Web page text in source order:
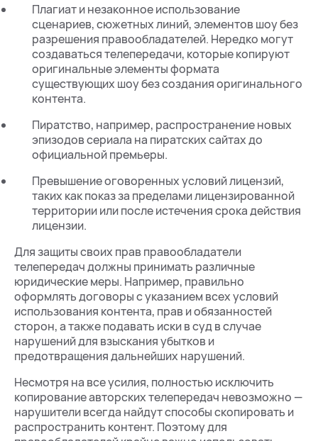
Плагиат и незаконное использование
сценариев, сюжетных линий, элементов шоу без
разрешения правообладателей. Нередко могут
создаваться телепередачи, которые копируют
оригинальные элементы формата
существующих шоу без создания оригинального
контента.
Пиратство, например, распространение новых
эпизодов сериала на пиратских сайтах до
официальной премьеры.
Превышение оговоренных условий лицензий,
таких как показ за пределами лицензированной
территории или после истечения срока действия
лицензии.
Для защиты своих прав правообладатели
телепередач должны принимать различные
юридические меры. Например, правильно
оформлять договоры с указанием всех условий
использования контента, прав и обязанностей
сторон, а также подавать иски в суд в случае
нарушений для взыскания убытков и
предотвращения дальнейших нарушений.
Несмотря на все усилия, полностью исключить
копирование авторских телепередач невозможно —
нарушители всегда найдут способы скопировать и
распространить контент. Поэтому для